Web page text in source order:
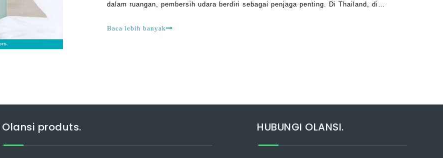
dalam ruangan, pembersih udara berdiri sebagai penjaga penting. Di Thailand, di
udara,
Baca lebih banyak
Olansi produts. HUBUNGI OLANSI.